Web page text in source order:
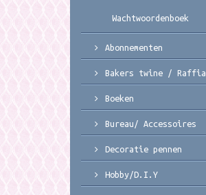
Wachtwoordenboek
Abonnementen
Bakers twine / Raffia
Boeken
Bureau/ Accessoires
Decoratie pennen
Hobby/D.I.Y